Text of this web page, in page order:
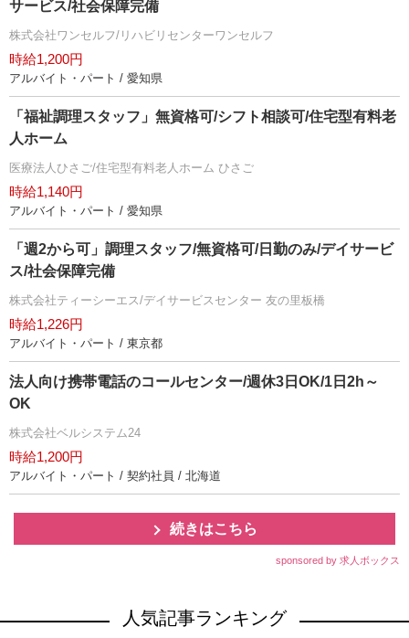
サービス/社会保障完備
株式会社ワンセルフ/リハビリセンターワンセルフ
時給1,200円
アルバイト・パート / 愛知県
「福祉調理スタッフ」無資格可/シフト相談可/住宅型有料老
人ホーム
医療法人ひさご/住宅型有料老人ホーム ひさご
時給1,140円
アルバイト・パート / 愛知県
「週2から可」調理スタッフ/無資格可/日勤のみ/デイサービ
ス/社会保障完備
株式会社ティーシーエス/デイサービスセンター 友の里板橋
時給1,226円
アルバイト・パート / 東京都
法人向け携帯電話のコールセンター/週休3日OK/1日2h～
OK
株式会社ベルシステム24
時給1,200円
アルバイト・パート / 契約社員 / 北海道
続きはこちら
sponsored by 求人ボックス
人気記事ランキング